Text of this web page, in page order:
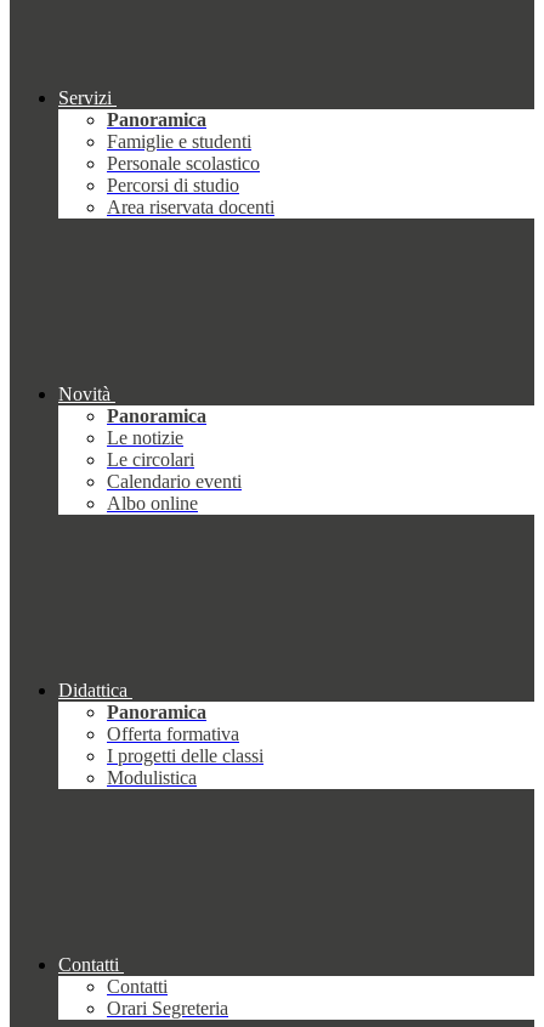
Servizi
Panoramica
Famiglie e studenti
Personale scolastico
Percorsi di studio
Area riservata docenti
Novità
Panoramica
Le notizie
Le circolari
Calendario eventi
Albo online
Didattica
Panoramica
Offerta formativa
I progetti delle classi
Modulistica
Contatti
Contatti
Orari Segreteria